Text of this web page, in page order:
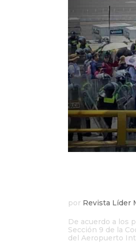
por Revista Líder
De acuerdo a los
Sección 9 de la
del Aeropuerto